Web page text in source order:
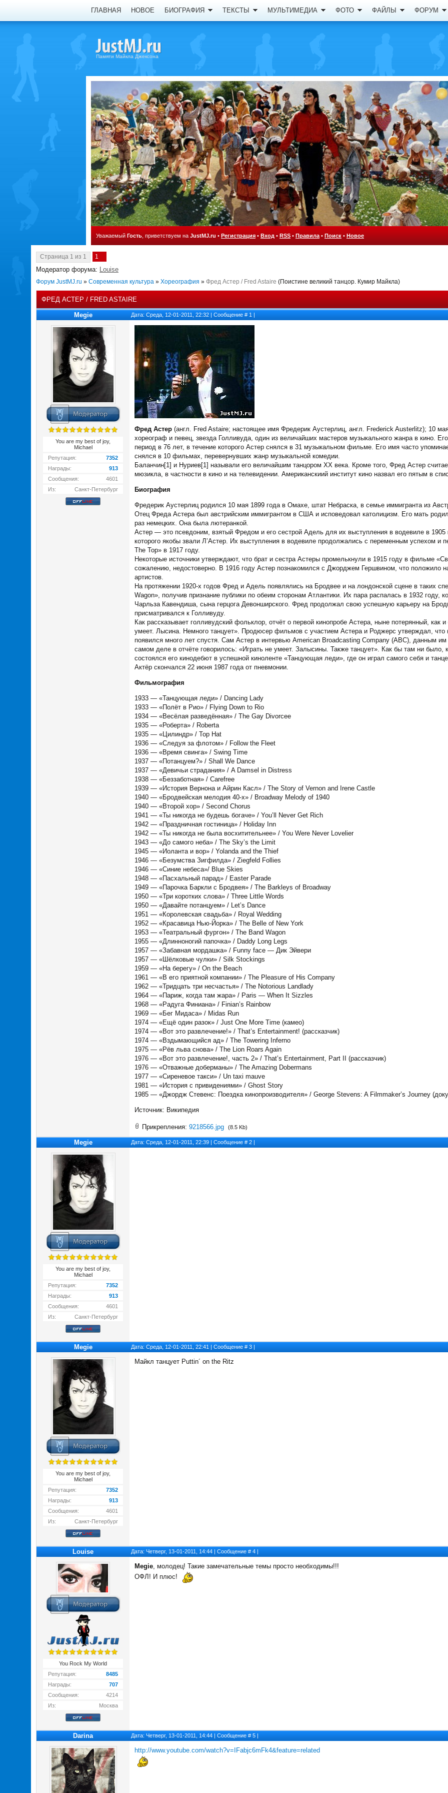
ГЛАВНАЯ НОВОЕ БИОГРАФИЯ ТЕКСТЫ МУЛЬТИМЕДИА ФОТО ФАЙЛЫ ФОРУМ
Памяти Майкла Джексона
Уважаемый Гость , приветствуем на JustMJ.ru • Регистрация • Вход • RSS • Правила • Поиск • Новое
Страница 1 из 1 1
Модератор форума: Louise
Форум JustMJ.ru » Современная культура » Хореография » Фред Астер / Fred Astaire (Поистине великий танцор. Кумир Майкла)
ФРЕД АСТЕР / FRED ASTAIRE
Megie Дата: Среда, 12-01-2011, 22:32 | Сообщение # 1 |
You are my best of joy,
Michael
Репутация:
7352
Награды:
913
Сообщения:
4601
Из:
Санкт-Петербург
Фред Астер (англ. Fred Astaire; настоящее имя Фредерик Аустерлиц, англ. Frederick Austerlitz); 10
хореограф и певец, звезда Голливуда, один из величайших мастеров музыкального жанра в кино.
период в 76 лет, в течение которого Астер снялся в 31 музыкальном фильме. Его имя часто
снялся в 10 фильмах, перевернувших жанр музыкальной комедии.
Баланчин[1] и Нуриев[1] называли его величайшим танцором XX века. Кроме того, Фред Астер
мюзикла, в частности в кино и на телевидении. Американскиий институт кино назвал его пятым в
Биография
Фредерик Аустерлиц родился 10 мая 1899 года в Омахе, штат Небраска, в семье иммигранта из
Отец Фреда Астера был австрийским иммигрантом в США и исповедовал католицизм. Его мать
раз немецких. Она была лютеранкой.
Астер — это псевдоним, взятый Фредом и его сестрой Адель для их выступления в водевиле в 1905
которого якобы звали Л’Астер. Их выступления в водевиле продолжались с переменным успехом и
The Top» в 1917 году.
Некоторые источники утверждают, что брат и сестра Астеры промелькнули в 1915 году в фильме
сожалению, недостоверно. В 1916 году Астер познакомился с Джорджем Гершвином, что положило
артистов.
На протяжении 1920-х годов Фред и Адель появлялись на Бродвее и на лондонской сцене в таких
Wagon», получив признание публики по обеим сторонам Атлантики. Их пара распалась в 1932
Чарльза Кавендиша, сына герцога Девонширского. Фред продолжал свою успешную карьеру на
присматривался к Голливуду.
Как рассказывает голливудский фольклор, отчёт о первой кинопробе Астера, ныне потерянный, как
умеет. Лысина. Немного танцует». Продюсер фильмов с участием Астера и Роджерс утверждал, что
появился много лет спустя. Сам Астер в интервью American Broadcasting Company (ABC), данным
самом деле в отчёте говорилось: «Играть не умеет. Залысины. Также танцует». Как бы там ни было,
состоялся его кинодебют в успешной киноленте «Танцующая леди», где он играл самого себя и
Актёр скончался 22 июня 1987 года от пневмонии.
Фильмография
1933 — «Танцующая леди» / Dancing Lady
1933 — «Полёт в Рио» / Flying Down to Rio
1934 — «Весёлая разведённая» / The Gay Divorcee
1935 — «Роберта» / Roberta
1935 — «Цилиндр» / Top Hat
1936 — «Следуя за флотом» / Follow the Fleet
1936 — «Время свинга» / Swing Time
1937 — «Потанцуем?» / Shall We Dance
1937 — «Девичьи страдания» / A Damsel in Distress
1938 — «Беззаботная» / Carefree
1939 — «История Вернона и Айрин Касл» / The Story of Vernon and Irene Castle
1940 — «Бродвейская мелодия 40-х» / Broadway Melody of 1940
1940 — «Второй хор» / Second Chorus
1941 — «Ты никогда не будешь богаче» / You’ll Never Get Rich
1942 — «Праздничная гостиница» / Holiday Inn
1942 — «Ты никогда не была восхитительнее» / You Were Never Lovelier
1943 — «До самого неба» / The Sky’s the Limit
1945 — «Иоланта и вор» / Yolanda and the Thief
1946 — «Безумства Зигфилда» / Ziegfeld Follies
1946 — «Синие небеса»/ Blue Skies
1948 — «Пасхальный парад» / Easter Parade
1949 — «Парочка Баркли с Бродвея» / The Barkleys of Broadway
1950 — «Три коротких слова» / Three Little Words
1950 — «Давайте потанцуем» / Let’s Dance
1951 — «Королевская свадьба» / Royal Wedding
1952 — «Красавица Нью-Йорка» / The Belle of New York
1953 — «Театральный фургон» / The Band Wagon
1955 — «Длинноногий папочка» / Daddy Long Legs
1957 — «Забавная мордашка» / Funny face — Дик Эйвери
1957 — «Шёлковые чулки» / Silk Stockings
1959 — «На берегу» / On the Beach
1961 — «В его приятной компании» / The Pleasure of His Company
1962 — «Тридцать три несчастья» / The Notorious Landlady
1964 — «Париж, когда там жара» / Paris — When It Sizzles
1968 — «Радуга Финиана» / Finian’s Rainbow
1969 — «Бег Мидаса» / Midas Run
1974 — «Ещё один разок» / Just One More Time (камео)
1974 — «Вот это развлечение!» / That’s Entertainment! (рассказчик)
1974 — «Вздымающийся ад» / The Towering Inferno
1975 — «Рёв льва снова» / The Lion Roars Again
1976 — «Вот это развлечение!, часть 2» / That’s Entertainment, Part II (рассказчик)
1976 — «Отважные доберманы» / The Amazing Dobermans
1977 — «Сиреневое такси» / Un taxi mauve
1981 — «История с привидениями» / Ghost Story
1985 — «Джордж Стевенс: Поездка кинопроизводителя» / George Stevens: A Filmmaker’s Journey
Источник: Википедия
Прикрепления: 9218566.jpg (8.5 Kb)
Megie Дата: Среда, 12-01-2011, 22:39 | Сообщение # 2 |
You are my best of joy,
Michael
Репутация:
7352
Награды:
913
Сообщения:
4601
Из:
Санкт-Петербург
Megie Дата: Среда, 12-01-2011, 22:41 | Сообщение # 3 |
You are my best of joy,
Michael
Репутация:
7352
Награды:
913
Сообщения:
4601
Из:
Санкт-Петербург
Майкл танцует Puttin´ on the Ritz
Louise Дата: Четверг, 13-01-2011, 14:44 | Сообщение # 4 |
You Rock My World
Репутация:
8485
Награды:
707
Сообщения:
4214
Из:
Москва
Megie, молодец! Такие замечательные темы просто необходимы!!!
ОФЛ! И плюс!
Darina Дата: Четверг, 13-01-2011, 14:44 | Сообщение # 5 |
http://www.youtube.com/watch?v=IFabjc6mFk4&feature=related